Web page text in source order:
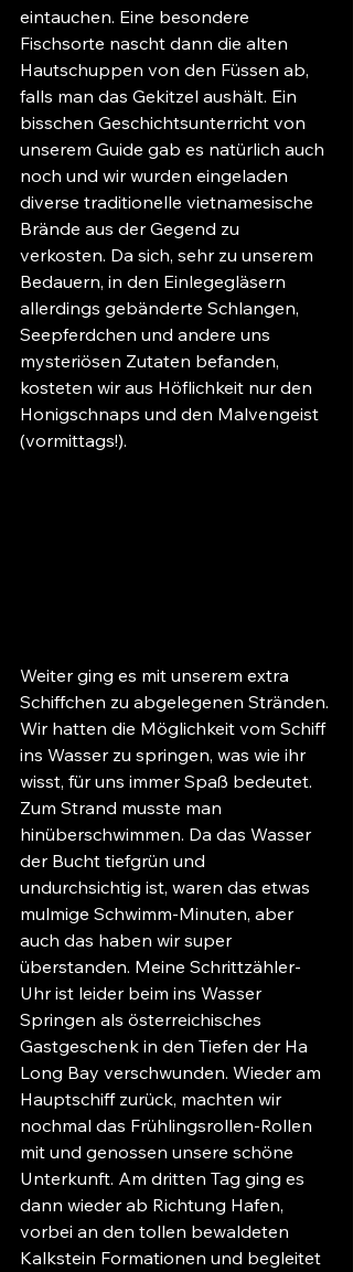
eintauchen. Eine besondere
Fischsorte nascht dann die alten
Hautschuppen von den Füssen ab,
falls man das Gekitzel aushält. Ein
bisschen Geschichtsunterricht von
unserem Guide gab es natürlich auch
noch und wir wurden eingeladen
diverse traditionelle vietnamesische
Brände aus der Gegend zu
verkosten. Da sich, sehr zu unserem
Bedauern, in den Einlegegläsern
allerdings gebänderte Schlangen,
Seepferdchen und andere uns
mysteriösen Zutaten befanden,
kosteten wir aus Höflichkeit nur den
Honigschnaps und den Malvengeist
(vormittags!).
Weiter ging es mit unserem extra
Schiffchen zu abgelegenen Stränden.
Wir hatten die Möglichkeit vom Schiff
ins Wasser zu springen, was wie ihr
wisst, für uns immer Spaß bedeutet.
Zum Strand musste man
hinüberschwimmen. Da das Wasser
der Bucht tiefgrün und
undurchsichtig ist, waren das etwas
mulmige Schwimm-Minuten, aber
auch das haben wir super
überstanden. Meine Schrittzähler-
Uhr ist leider beim ins Wasser
Springen als österreichisches
Gastgeschenk in den Tiefen der Ha
Long Bay verschwunden. Wieder am
Hauptschiff zurück, machten wir
nochmal das Frühlingsrollen-Rollen
mit und genossen unsere schöne
Unterkunft. Am dritten Tag ging es
dann wieder ab Richtung Hafen,
vorbei an den tollen bewaldeten
Kalkstein Formationen und begleitet